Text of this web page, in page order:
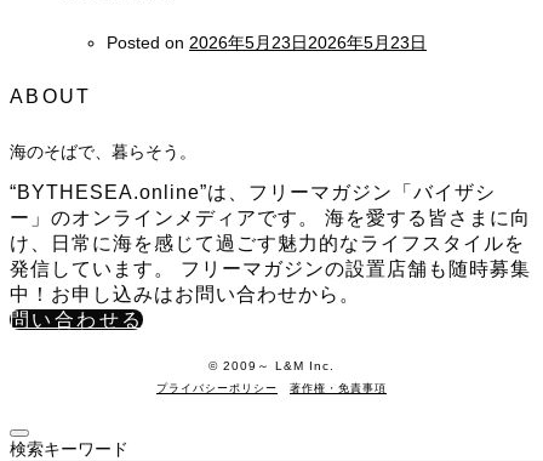
Posted on 2026年5月23日2026年5月23日
ABOUT
海のそばで、暮らそう。
“BYTHESEA.online”は、フリーマガジン「バイザシ
ー」のオンラインメディアです。 海を愛する皆さまに向
け、日常に海を感じて過ごす魅力的なライフスタイルを
発信しています。 フリーマガジンの設置店舗も随時募集
中！お申し込みはお問い合わせから。
問い合わせる
©️ 2009～ L&M Inc.
プライバシーポリシー 著作権・免責事項
検索キーワード